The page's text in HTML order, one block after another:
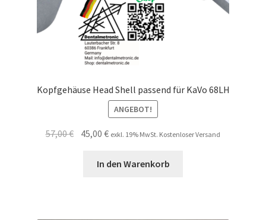
Kopfgehäuse Head Shell passend für KaVo 68LH
ANGEBOT!
57,00€ Ursprünglicher
45,00€Aktueller
ist:
exkl. 19% MwSt. Kostenloser Versand
In den Warenkorb